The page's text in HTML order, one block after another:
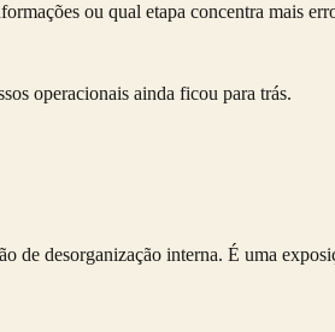
ou qual etapa concentra mais
operacionais ainda ficou para trás.
de desorganização interna. É uma